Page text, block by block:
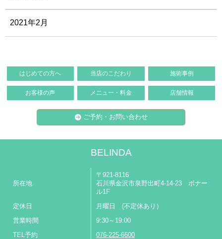
2021年2月
はじめての方へ 当店のこだわり 施術事例
お客様の声 メニュー・料金 店舗情報
ご予約・お問い合わせ
BELINDA
所在地
〒921-8116
石川県金沢市泉野出町4-14-23 ボナー
ル1F
定休日 月曜日 (不定休あり）
営業時間 9:30～19:00
TEL予約 076-225-6600